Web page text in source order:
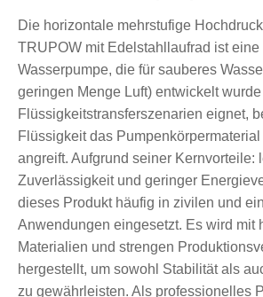
Die horizontale mehrstufige
TRUPOW mit Edelstahllaufrad ist
Wasserpumpe, die für sauberes
geringen Menge Luft) entwickelt
Flüssigkeitstransferszenarien eignet,
Flüssigkeit das
angreift. Aufgrund seiner Kernvorteile:
Zuverlässigkeit und geringer
dieses Produkt häufig in zivilen und
Anwendungen eingesetzt. Es wird mit
Materialien und strengen
hergestellt, um sowohl Stabilität als
zu gewährleisten. Als professionelles